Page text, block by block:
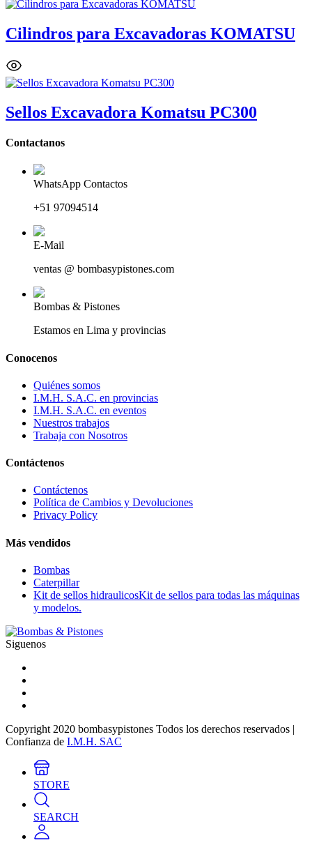
Cilindros para Excavadoras KOMATSU
Sellos Excavadora Komatsu PC300
Contactanos
WhatsApp Contactos
+51 97094514
E-Mail
ventas @ bombasypistones.com
Bombas & Pistones
Estamos en Lima y provincias
Conocenos
Quiénes somos
I.M.H. S.A.C. en provincias
I.M.H. S.A.C. en eventos
Nuestros trabajos
Trabaja con Nosotros
Contáctenos
Contáctenos
Política de Cambios y Devoluciones
Privacy Policy
Más vendidos
Bombas
Caterpillar
Kit de sellos hidraulicosKit de sellos para todas las máquinas
y modelos.
Siguenos
Copyright 2020 bombasypistones Todos los derechos reservados |
Confianza de I.M.H. SAC
STORE
SEARCH